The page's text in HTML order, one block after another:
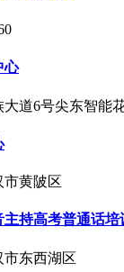
心
道6号尖东智能
市黄陂区
持高考普通话培
东西湖区